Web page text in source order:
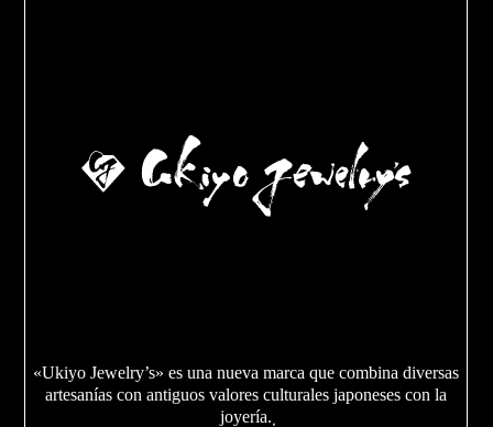
«Ukiyo Jewelry’s» es una nueva marca que combina diversas
artesanías con antiguos valores culturales japoneses con la
joyería.